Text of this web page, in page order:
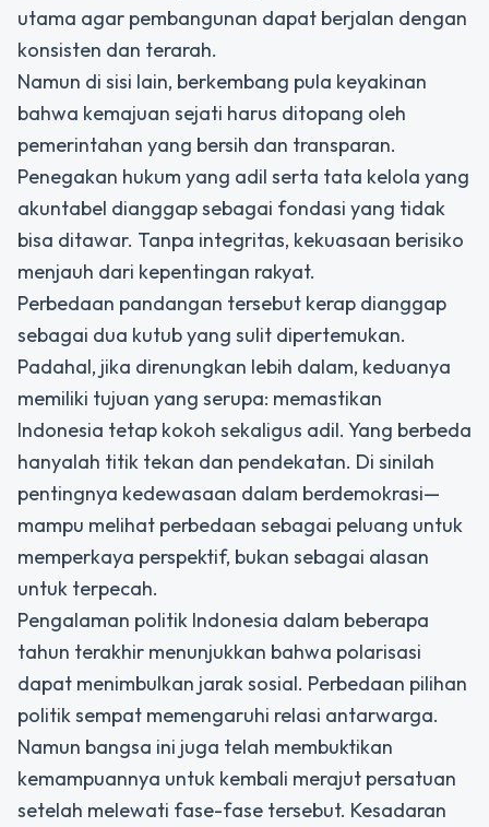
utama agar pembangunan dapat berjalan dengan
konsisten dan terarah.
Namun di sisi lain, berkembang pula keyakinan
bahwa kemajuan sejati harus ditopang oleh
pemerintahan yang bersih dan transparan.
Penegakan hukum yang adil serta tata kelola yang
akuntabel dianggap sebagai fondasi yang tidak
bisa ditawar. Tanpa integritas, kekuasaan berisiko
menjauh dari kepentingan rakyat.
Perbedaan pandangan tersebut kerap dianggap
sebagai dua kutub yang sulit dipertemukan.
Padahal, jika direnungkan lebih dalam, keduanya
memiliki tujuan yang serupa: memastikan
Indonesia tetap kokoh sekaligus adil. Yang berbeda
hanyalah titik tekan dan pendekatan. Di sinilah
pentingnya kedewasaan dalam berdemokrasi—
mampu melihat perbedaan sebagai peluang untuk
memperkaya perspektif, bukan sebagai alasan
untuk terpecah.
Pengalaman politik Indonesia dalam beberapa
tahun terakhir menunjukkan bahwa polarisasi
dapat menimbulkan jarak sosial. Perbedaan pilihan
politik sempat memengaruhi relasi antarwarga.
Namun bangsa ini juga telah membuktikan
kemampuannya untuk kembali merajut persatuan
setelah melewati fase-fase tersebut. Kesadaran